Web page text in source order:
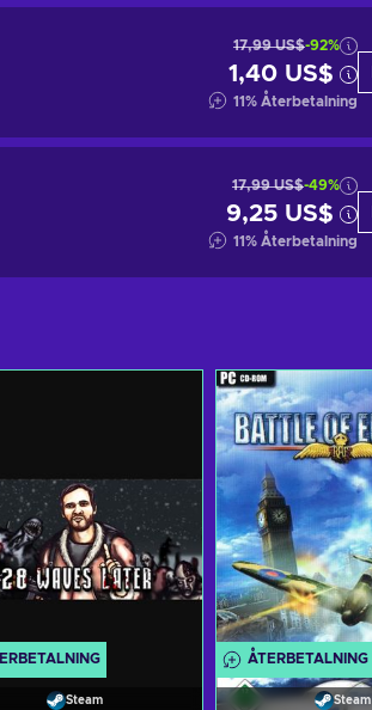
17,99 US$-92%
1,40 US$
11% Återbetalning
17,99 US$-49%
9,25 US$
11% Återbetalning
Steam
ÅTERBETALNING
Steam